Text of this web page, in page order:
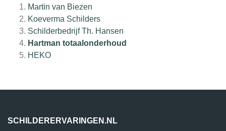
Martin van Biezen
Koeverma Schilders
Schilderbedrijf Th. Hansen
Hartman totaalonderhoud
HEKO
SCHILDERERVARINGEN.NL